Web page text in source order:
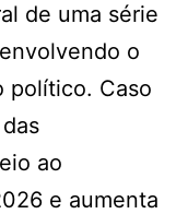
de uma série
o
político. Caso
ao
e aumenta